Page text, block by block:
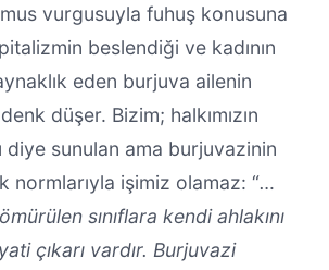
vurgusuyla fuhuş konusuna
beslendiği ve kadının
eden burjuva ailenin
düşer. Bizim; halkımızın
diye sunulan ama burjuvazinin
normlarıyla işimiz olamaz: “…
sınıflara kendi ahlakını
çıkarı vardır. Burjuvazi